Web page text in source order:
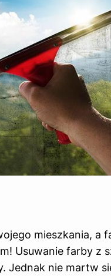
mieszkania,
Usuwanie farby z
Jednak nie martw